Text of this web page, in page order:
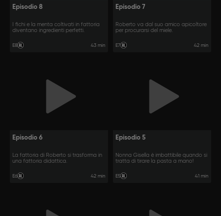
Episodio 8
I fichi e la menta coltivati in fattoria
diventano ingredienti perfetti.
E8 43 min
Episodio 7
Roberto va dal suo amico apicoltore
per procurarsi del miele.
E7 42 min
Episodio 6
La fattoria di Roberto si trasforma in
una fattoria didattica.
E6 42 min
Episodio 5
Nonna Gisella è imbattibile quando si
tratta di tirare la pasta a mano!
E5 41 min